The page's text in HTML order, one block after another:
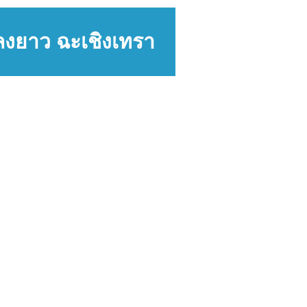
าว ฉะเชิงเทรา